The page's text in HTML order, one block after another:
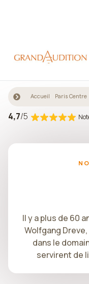
Accueil Paris Centre
4,7/5
Il y a plus de 60
Wolfgang
dans le
servirent de